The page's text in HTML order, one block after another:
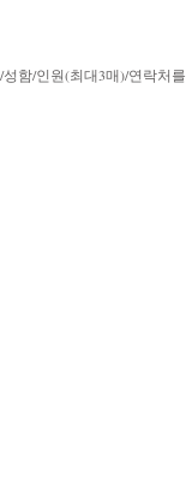
성함/인원(최대3매)/연락처를